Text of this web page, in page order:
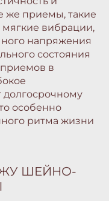
же приемы, такие
мягкие вибрации,
напряжения
состояния
приемов в
долгосрочному
особенно
ритма жизни
ШЕЙНО-